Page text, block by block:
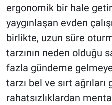
ergonomik bir hale
yaygınlaşan evden
birlikte, uzun süre
tarzının neden olduğu
fazla gündeme
tarzı bel ve sırt
rahatsızlıklardan